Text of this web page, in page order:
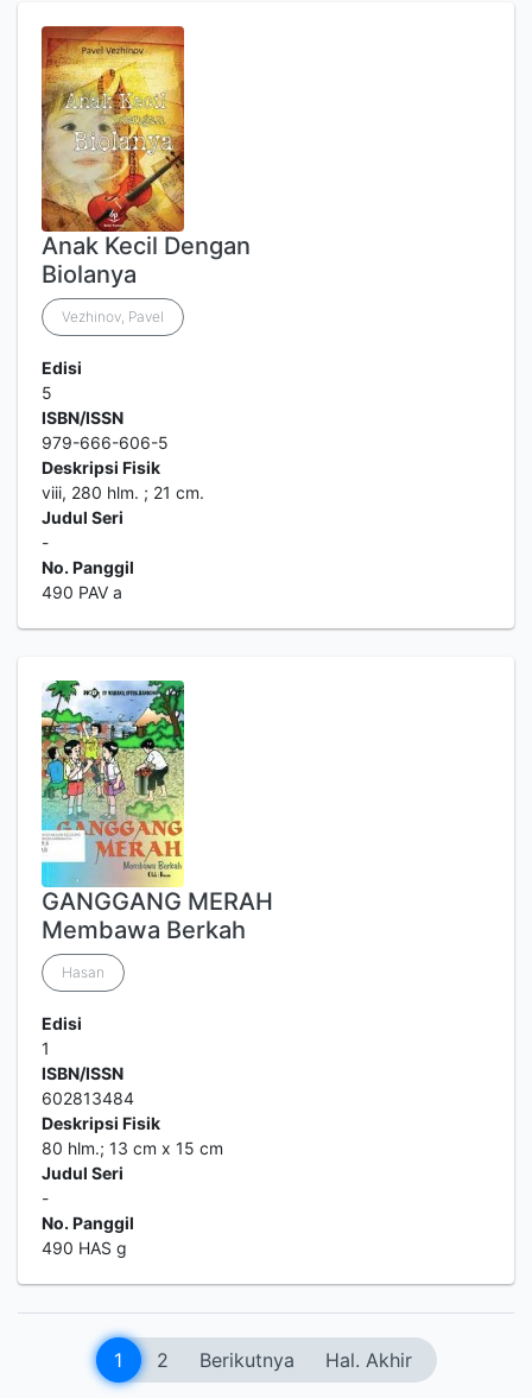
Anak Kecil Dengan
Biolanya
Vezhinov, Pavel
Edisi
5
ISBN/ISSN
979-666-606-5
Deskripsi Fisik
viii, 280 hlm. ; 21 cm.
Judul Seri
-
No. Panggil
490 PAV a
GANGGANG MERAH
Membawa Berkah
Hasan
Edisi
1
ISBN/ISSN
602813484
Deskripsi Fisik
80 hlm.; 13 cm x 15 cm
Judul Seri
-
No. Panggil
490 HAS g
1 2 Berikutnya Hal. Akhir